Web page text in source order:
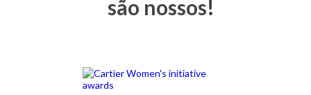
são nossos!